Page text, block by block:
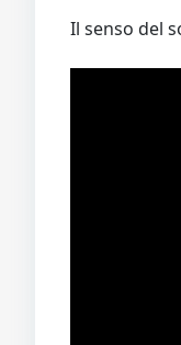
Il senso del